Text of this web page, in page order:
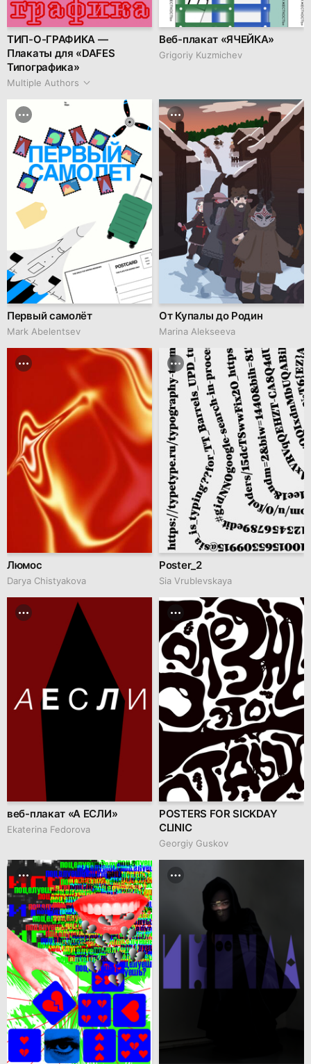
ТИП-О-ГРАФИКА —
Плакаты для «DAFES
Типографика»
Multiple Authors
Веб-плакат «ЯЧЕЙКА»
Grigoriy Kuzmichev
Первый самолёт
Mark Abelentsev
От Купалы до Родин
Marina Alekseeva
Люмос
Darya Chistyakova
Poster_2
Sia Vrublevskaya
веб-плакат «А ЕСЛИ»
Ekaterina Fedorova
POSTERS FOR SICKDAY
CLINIC
Georgiy Guskov